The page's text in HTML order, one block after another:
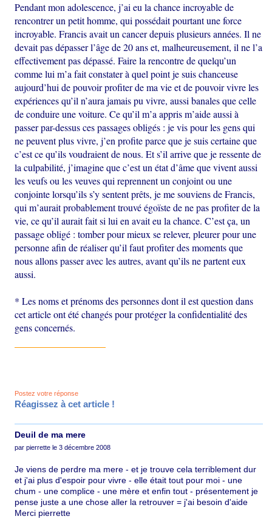
Pendant mon adolescence, j’ai eu la chance incroyable de
rencontrer un petit homme, qui possédait pourtant une force
incroyable. Francis avait un cancer depuis plusieurs années. Il ne
devait pas dépasser l’âge de 20 ans et, malheureusement, il ne l’a
effectivement pas dépassé. Faire la rencontre de quelqu’un
comme lui m’a fait constater à quel point je suis chanceuse
aujourd’hui de pouvoir profiter de ma vie et de pouvoir vivre les
expériences qu’il n’aura jamais pu vivre, aussi banales que celle
de conduire une voiture. Ce qu’il m’a appris m’aide aussi à
passer par-dessus ces passages obligés : je vis pour les gens qui
ne peuvent plus vivre, j’en profite parce que je suis certaine que
c’est ce qu’ils voudraient de nous. Et s’il arrive que je ressente de
la culpabilité, j’imagine que c’est un état d’âme que vivent aussi
les veufs ou les veuves qui reprennent un conjoint ou une
conjointe lorsqu’ils s’y sentent prêts, je me souviens de Francis,
qui m’aurait probablement trouvé égoïste de ne pas profiter de la
vie, ce qu’il aurait fait si lui en avait eu la chance. C’est ça, un
passage obligé : tomber pour mieux se relever, pleurer pour une
personne afin de réaliser qu’il faut profiter des moments que
nous allons passer avec les autres, avant qu’ils ne partent eux
aussi.
* Les noms et prénoms des personnes dont il est question dans
cet article ont été changés pour protéger la confidentialité des
gens concernés.
Postez votre réponse
Réagissez à cet article !
Deuil de ma mere
par pierrette le 3 décembre 2008
Je viens de perdre ma mere - et je trouve cela terriblement dur
et j'ai plus d'espoir pour vivre - elle était tout pour moi - une
chum - une complice - une mère et enfin tout - présentement je
pense juste a une chose aller la retrouver = j'ai besoin d'aide
Merci pierrette